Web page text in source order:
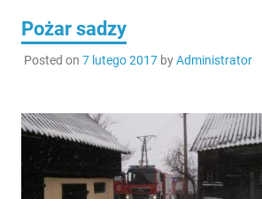
Pożar sadzy
Posted on 7 lutego 2017byAdministrator